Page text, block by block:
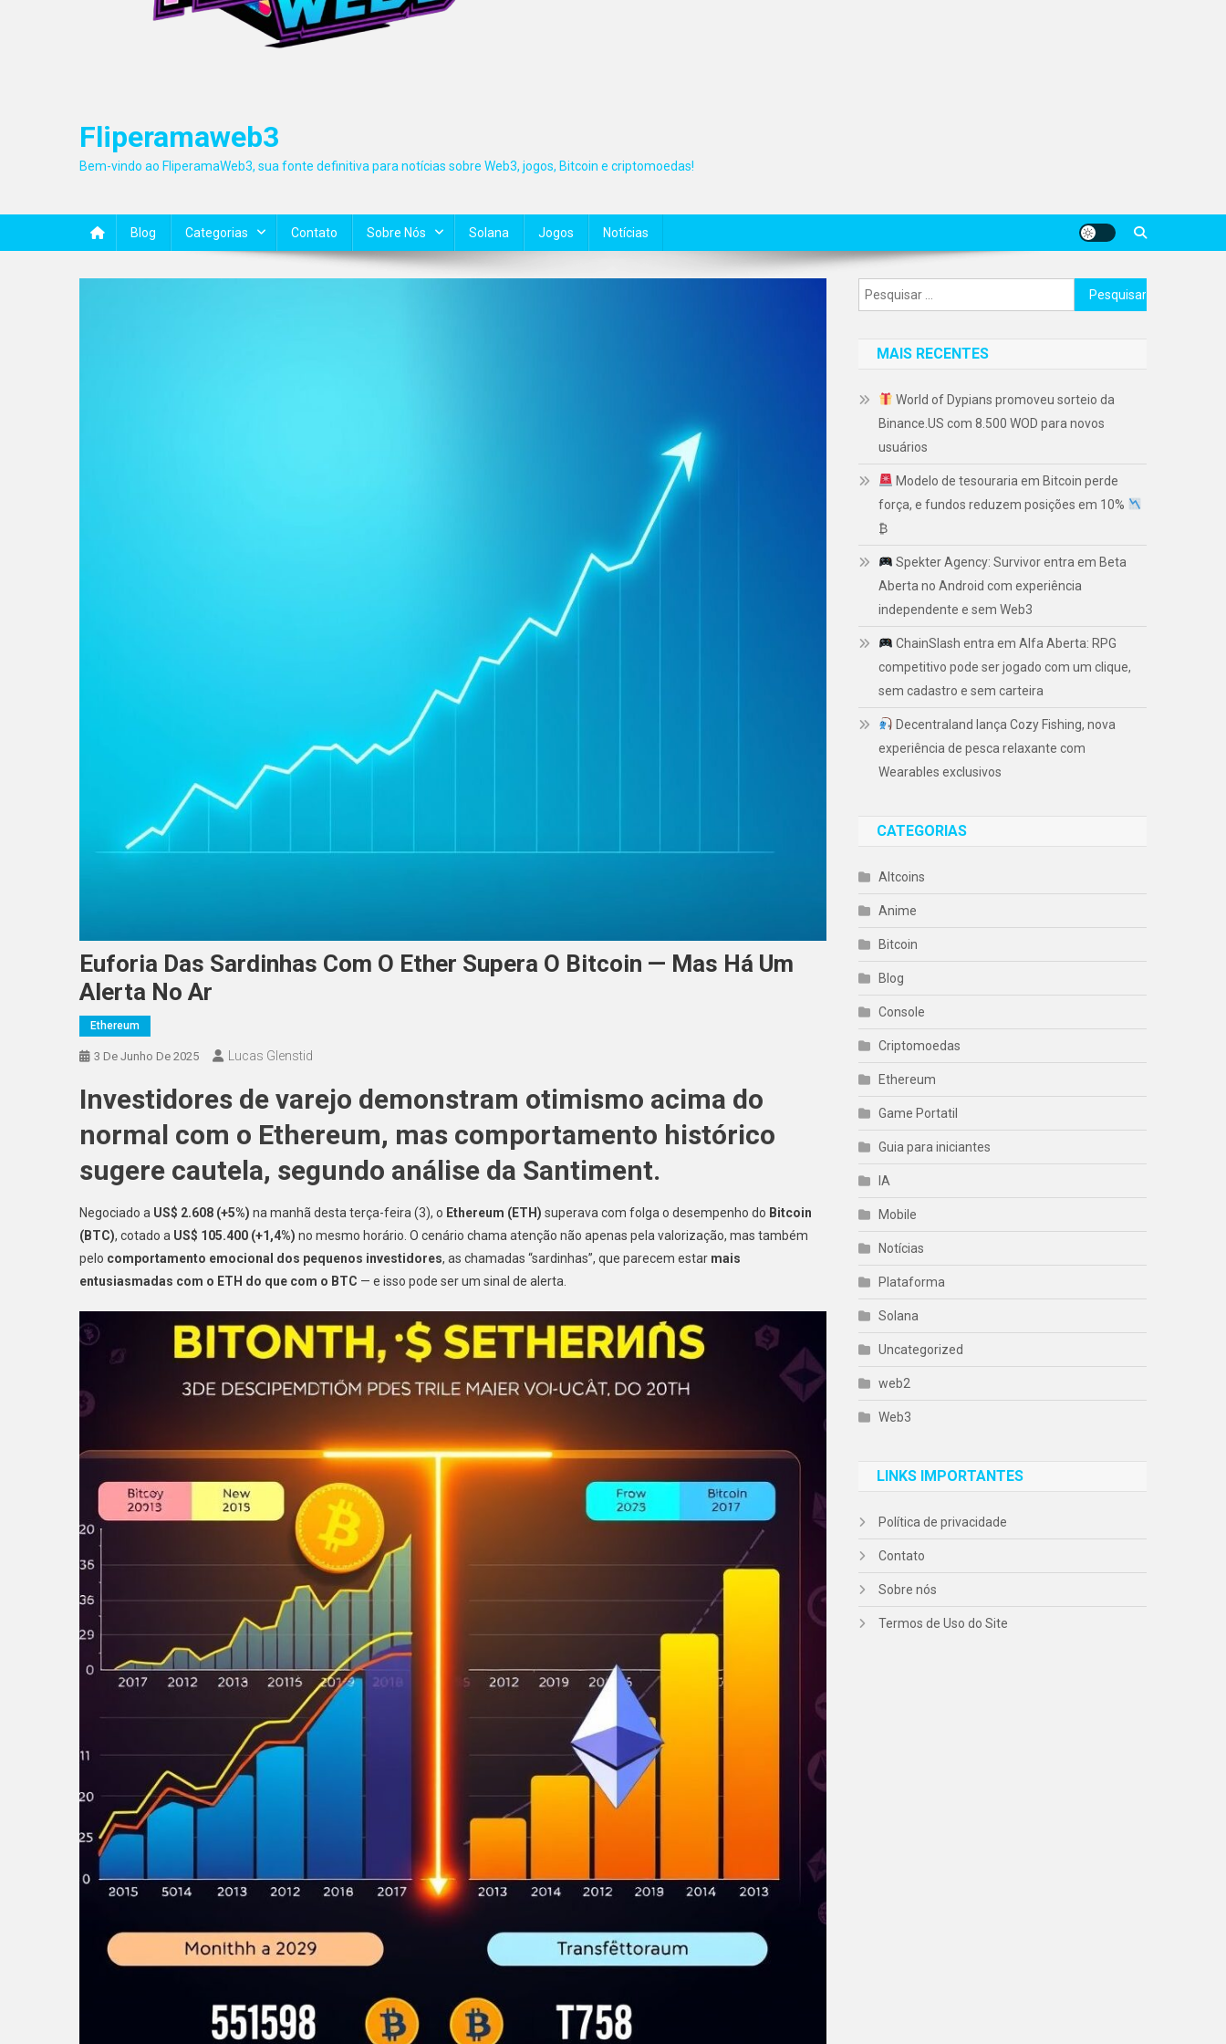
Fliperamaweb3
Bem-vindo ao FliperamaWeb3, sua fonte definitiva para notícias sobre Web3, jogos, Bitcoin e criptomoedas!
Blog Categorias Contato Sobre Nós Solana Jogos Notícias
Euforia Das Sardinhas Com O Ether Supera O Bitcoin — Mas Há Um
Alerta No Ar
Ethereum
3 De Junho De 2025 Lucas Glenstid
Investidores de varejo demonstram otimismo acima do
normal com o Ethereum, mas comportamento histórico
sugere cautela, segundo análise da Santiment.
Negociado a US$ 2.608 (+5%) na manhã desta terça-feira (3), o Ethereum (ETH) superava com folga o desempenho do Bitcoin
(BTC), cotado a US$ 105.400 (+1,4%) no mesmo horário. O cenário chama atenção não apenas pela valorização, mas também
pelo comportamento emocional dos pequenos investidores, as chamadas “sardinhas”, que parecem estar mais
entusiasmadas com o ETH do que com o BTC — e isso pode ser um sinal de alerta.
Pesquisar
por:
MAIS RECENTES
World of Dypians promoveu sorteio da
Binance.US com 8.500 WOD para novos
usuários
Modelo de tesouraria em Bitcoin perde
força, e fundos reduzem posições em 10%
₿
Spekter Agency: Survivor entra em Beta
Aberta no Android com experiência
independente e sem Web3
ChainSlash entra em Alfa Aberta: RPG
competitivo pode ser jogado com um clique,
sem cadastro e sem carteira
Decentraland lança Cozy Fishing, nova
experiência de pesca relaxante com
Wearables exclusivos
CATEGORIAS
Altcoins
Anime
Bitcoin
Blog
Console
Criptomoedas
Ethereum
Game Portatil
Guia para iniciantes
IA
Mobile
Notícias
Plataforma
Solana
Uncategorized
web2
Web3
LINKS IMPORTANTES
Política de privacidade
Contato
Sobre nós
Termos de Uso do Site